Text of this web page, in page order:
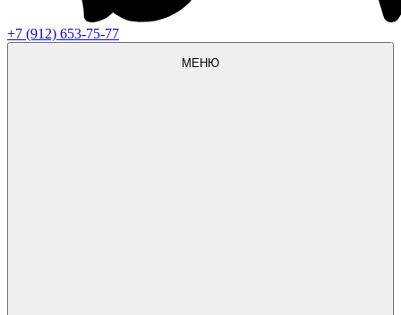
+7 (912) 653-75-77
МЕНЮ